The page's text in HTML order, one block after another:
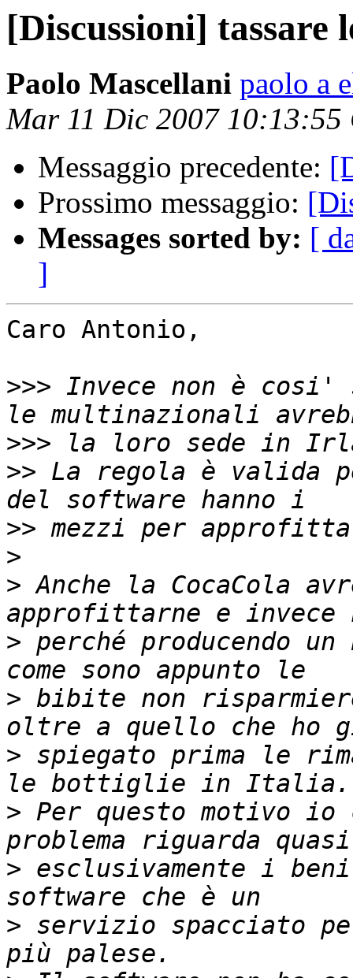
[Discussioni] tassare
Paolo Mascellani paolo a
Mar 11 Dic 2007 10:13:55
Messaggio precedente:
Prossimo messaggio:
Messages sorted by: [
]
Caro Antonio,
>>> Invece non è
>>>
>> La regola è valida
>>
>
> Anche la CocaCola
> perché producendo
> bibite non
> spiegato prima le
> Per questo motivo
> esclusivamente i
> servizio spacciato